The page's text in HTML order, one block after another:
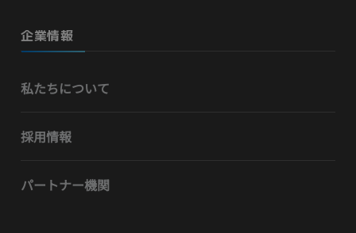
企業情報
私たちについて
採用情報
パートナー機関